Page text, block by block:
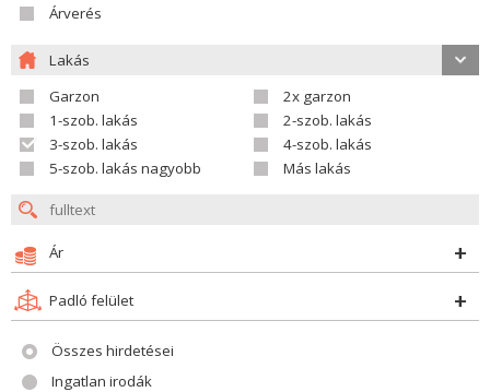
Árverés
Lakás
Garzon
2x garzon
1-szob. lakás
2-szob. lakás
3-szob. lakás
4-szob. lakás
5-szob. lakás nagyobb
Más lakás
Ár
Padló felület
Összes hirdetései
Ingatlan irodák